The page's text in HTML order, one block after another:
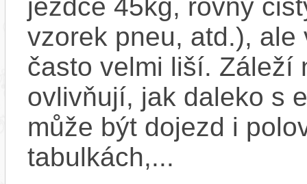
jezdce 45kg, rovný
vzorek pneu, atd.),
často velmi liší. Záleží
ovlivňují, jak daleko s
může být dojezd i
tabulkách,...